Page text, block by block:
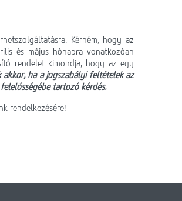
Kérném, hogy az
és május hónapra vonatkozóan
rendelet kimondja, hogy az egy
akkor, ha a jogszabályi feltételek az
tartozó kérdés.
rendelkezésére!